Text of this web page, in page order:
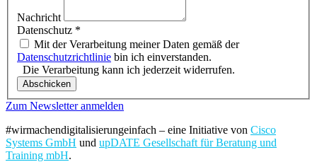
Nachricht
Datenschutz *
Mit der Verarbeitung meiner Daten gemäß der
Datenschutzrichtlinie bin ich einverstanden.
Die Verarbeitung kann ich jederzeit widerrufen.
Abschicken
Zum Newsletter anmelden
#wirmachendigitalisierungeinfach – eine Initiative von Cisco
Systems GmbH und upDATE Gesellschaft für Beratung und
Training mbH.